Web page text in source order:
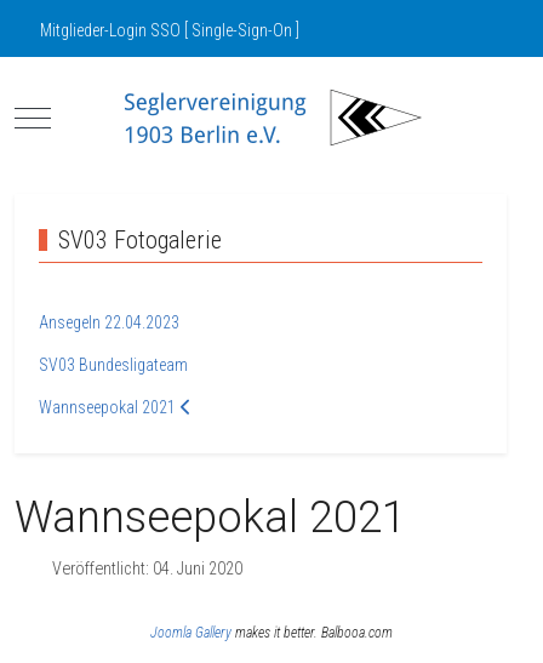
Mitglieder-Login SSO [ Single-Sign-On ]
Mobile Menu Toggle
SV03 Fotogalerie
Ansegeln 22.04.2023
SV03 Bundesligateam
Wannseepokal 2021
Wannseepokal 2021
Veröffentlicht: 04. Juni 2020
Joomla Gallery makes it better. Balbooa.com